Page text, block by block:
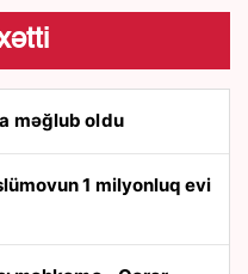
məğlub oldu